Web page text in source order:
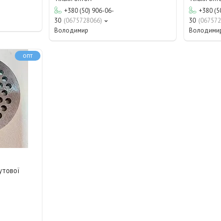
+380 (50) 906-06-
30 0675728066
Володимир
+380
30
опт